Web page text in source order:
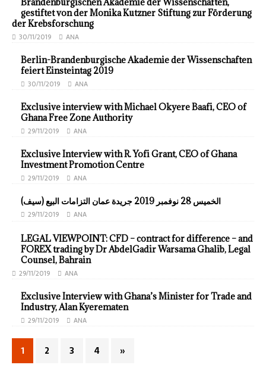
gestiftet von der Monika Kutzner Stiftung zur Förderung
der Krebsforschung
30/11/2019 ANA
Berlin-Brandenburgische Akademie der Wissenschaften
feiert Einsteintag 2019
30/11/2019 ANA
Exclusive interview with Michael Okyere Baafi, CEO of
Ghana Free Zone Authority
29/11/2019 ANA
Exclusive Interview with R. Yofi Grant, CEO of Ghana
Investment Promotion Centre
29/11/2019 ANA
الخميس 28 نوفمبر 2019 جريدة عمان التزامات البيع (سيف)
29/11/2019 ANA
LEGAL VIEWPOINT: CFD – contract for difference – and
FOREX trading by Dr AbdelGadir Warsama Ghalib, Legal
Counsel, Bahrain
29/11/2019 ANA
Exclusive Interview with Ghana’s Minister for Trade and
Industry, Alan Kyerematen
29/11/2019 ANA
1 2 3 4 »